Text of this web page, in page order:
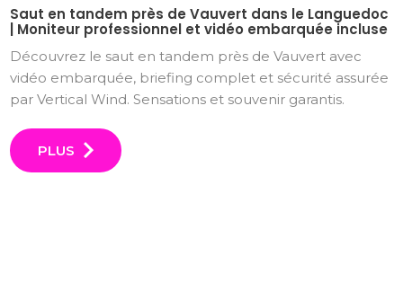
Saut en tandem près de Vauvert dans le Languedoc
| Moniteur professionnel et vidéo embarquée incluse
Découvrez le saut en tandem près de Vauvert avec
vidéo embarquée, briefing complet et sécurité assurée
par Vertical Wind. Sensations et souvenir garantis.
PLUS